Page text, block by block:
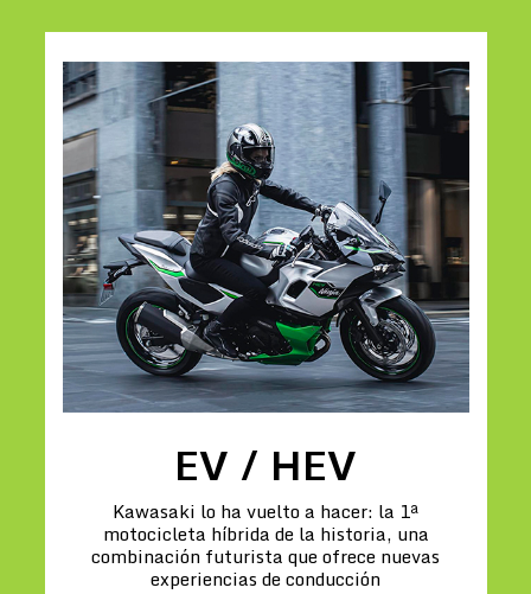
EV / HEV
Kawasaki lo ha vuelto a hacer: la 1ª
motocicleta híbrida de la historia, una
combinación futurista que ofrece nuevas
experiencias de conducción